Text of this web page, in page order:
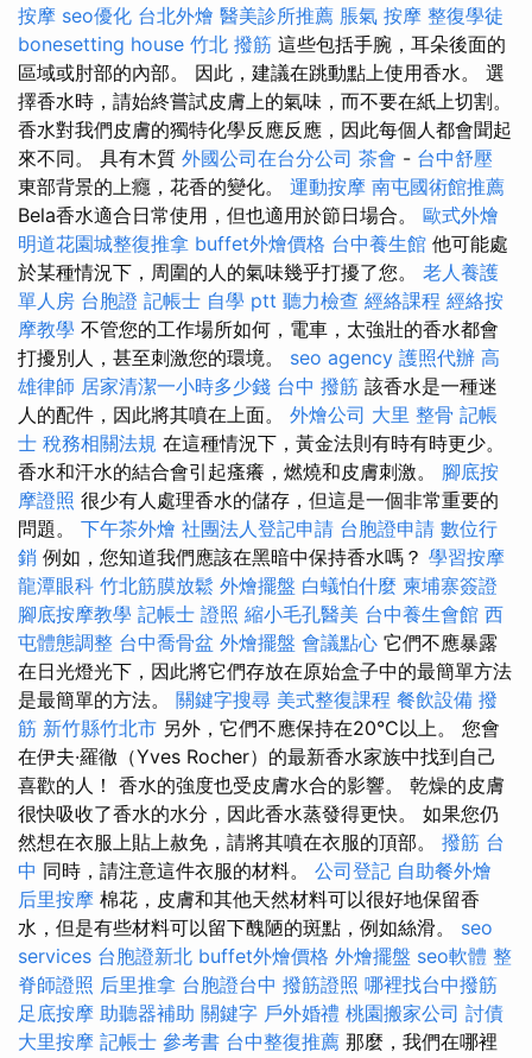
按摩 seo優化 台北外燴 醫美診所推薦 脹氣 按摩 整復學徒
bonesetting house 竹北 撥筋 這些包括手腕，耳朵後面的
區域或肘部的內部。 因此，建議在跳動點上使用香水。 選
擇香水時，請始終嘗試皮膚上的氣味，而不要在紙上切割。
香水對我們皮膚的獨特化學反應反應，因此每個人都會聞起
來不同。 具有木質 外國公司在台分公司 茶會 - 台中舒壓
東部背景的上癮，花香的變化。 運動按摩 南屯國術館推薦
Bela香水適合日常使用，但也適用於節日場合。 歐式外燴
明道花園城整復推拿 buffet外燴價格 台中養生館 他可能處
於某種情況下，周圍的人的氣味幾乎打擾了您。 老人養護
單人房 台胞證 記帳士 自學 ptt 聽力檢查 經絡課程 經絡按
摩教學 不管您的工作場所如何，電車，太強壯的香水都會
打擾別人，甚至刺激您的環境。 seo agency 護照代辦 高
雄律師 居家清潔一小時多少錢 台中 撥筋 該香水是一種迷
人的配件，因此將其噴在上面。 外燴公司 大里 整骨 記帳
士 稅務相關法規 在這種情況下，黃金法則有時有時更少。
香水和汗水的結合會引起瘙癢，燃燒和皮膚刺激。 腳底按
摩證照 很少有人處理香水的儲存，但這是一個非常重要的
問題。 下午茶外燴 社團法人登記申請 台胞證申請 數位行
銷 例如，您知道我們應該在黑暗中保持香水嗎？ 學習按摩
龍潭眼科 竹北筋膜放鬆 外燴擺盤 白蟻怕什麼 柬埔寨簽證
腳底按摩教學 記帳士 證照 縮小毛孔醫美 台中養生會館 西
屯體態調整 台中喬骨盆 外燴擺盤 會議點心 它們不應暴露
在日光燈光下，因此將它們存放在原始盒子中的最簡單方法
是最簡單的方法。 關鍵字搜尋 美式整復課程 餐飲設備 撥
筋 新竹縣竹北市 另外，它們不應保持在20°C以上。 您會
在伊夫·羅徹（Yves Rocher）的最新香水家族中找到自己
喜歡的人！ 香水的強度也受皮膚水合的影響。 乾燥的皮膚
很快吸收了香水的水分，因此香水蒸發得更快。 如果您仍
然想在衣服上貼上赦免，請將其噴在衣服的頂部。 撥筋 台
中 同時，請注意這件衣服的材料。 公司登記 自助餐外燴
后里按摩 棉花，皮膚和其他天然材料可以很好地保留香
水，但是有些材料可以留下醜陋的斑點，例如絲滑。 seo
services 台胞證新北 buffet外燴價格 外燴擺盤 seo軟體 整
脊師證照 后里推拿 台胞證台中 撥筋證照 哪裡找台中撥筋
足底按摩 助聽器補助 關鍵字 戶外婚禮 桃園搬家公司 討債
大里按摩 記帳士 參考書 台中整復推薦 那麼，我們在哪裡